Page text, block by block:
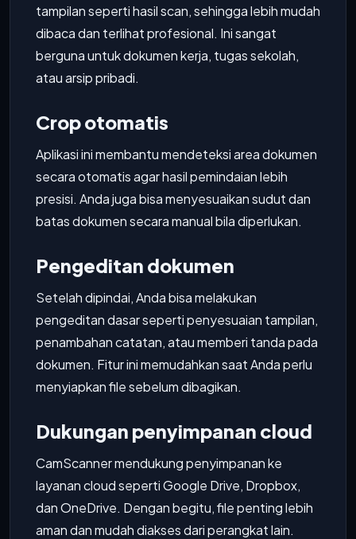
tampilan seperti hasil scan, sehingga lebih mudah
dibaca dan terlihat profesional. Ini sangat
berguna untuk dokumen kerja, tugas sekolah,
atau arsip pribadi.
Crop otomatis
Aplikasi ini membantu mendeteksi area dokumen
secara otomatis agar hasil pemindaian lebih
presisi. Anda juga bisa menyesuaikan sudut dan
batas dokumen secara manual bila diperlukan.
Pengeditan dokumen
Setelah dipindai, Anda bisa melakukan
pengeditan dasar seperti penyesuaian tampilan,
penambahan catatan, atau memberi tanda pada
dokumen. Fitur ini memudahkan saat Anda perlu
menyiapkan file sebelum dibagikan.
Dukungan penyimpanan cloud
CamScanner mendukung penyimpanan ke
layanan cloud seperti Google Drive, Dropbox,
dan OneDrive. Dengan begitu, file penting lebih
aman dan mudah diakses dari perangkat lain.